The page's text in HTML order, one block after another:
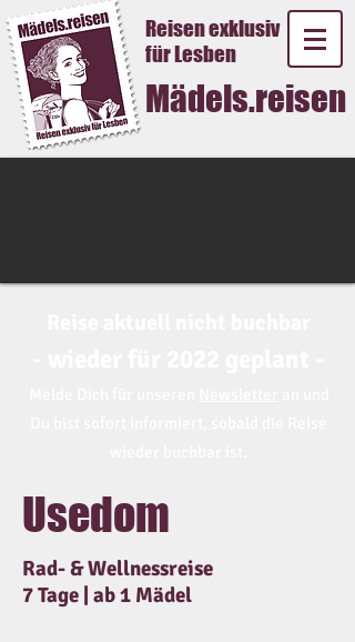
Reisen exklusiv
für Lesben
Mädels.reisen
Usedom
Rad- & Wellnessreise
7 Tage | ​ab 1 Mädel